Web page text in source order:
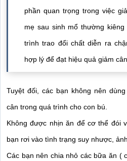
phần quan trọng trong việc
mẹ sau sinh mổ thường
trình trao đổi chất diễn ra
hợp lý để đạt hiệu quả giảm
Tuyệt đối, các bạn không nên
cân trong quá trình cho con bú.
Không được nhịn ăn để cơ thể đói
bạn rơi vào tình trạng suy nhược,
Các bạn nên chia nhỏ các bữa ăn (